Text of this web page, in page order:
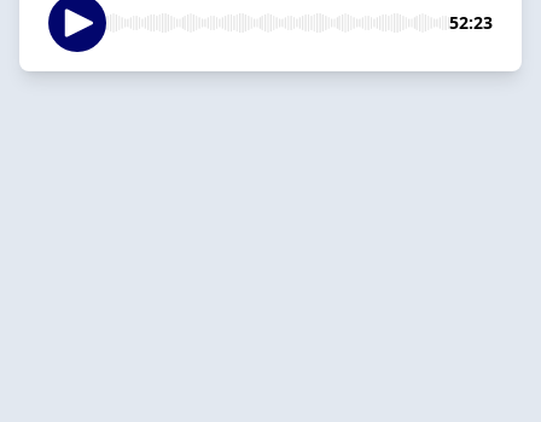
52:23